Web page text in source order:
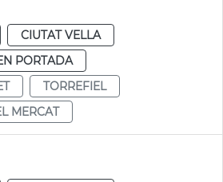
CIUTAT VELLA
PORTADA
TORREFIEL
MERCAT